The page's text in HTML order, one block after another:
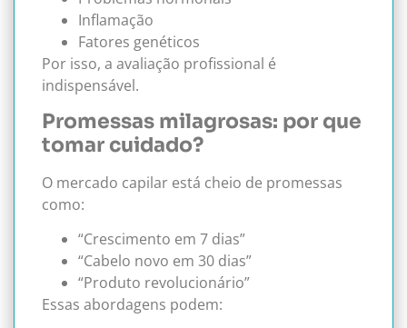
Inflamação
Fatores genéticos
Por isso, a avaliação profissional é
indispensável.
Promessas milagrosas: por que
tomar cuidado?
O mercado capilar está cheio de promessas
como:
“Crescimento em 7 dias”
“Cabelo novo em 30 dias”
“Produto revolucionário”
Essas abordagens podem: